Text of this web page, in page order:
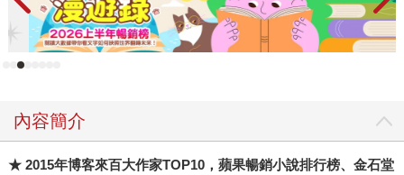
內容簡介
★2015年博客來百大作家TOP10，蘋果暢銷小說排行榜、金石堂